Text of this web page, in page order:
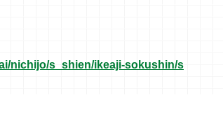
nichijo/s_shien/ikeaji-sokushin/s